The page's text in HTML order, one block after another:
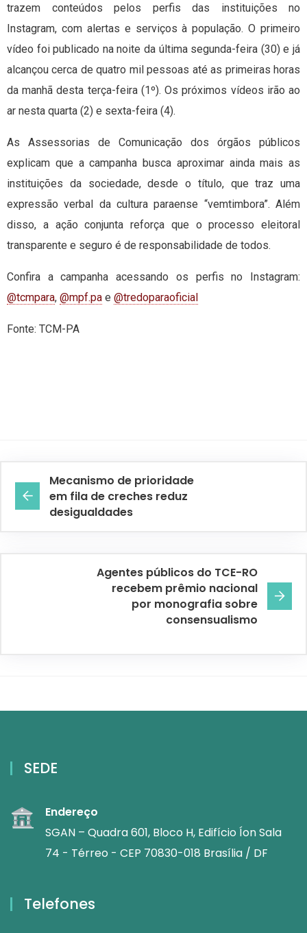
trazem conteúdos pelos perfis das instituições no
Instagram, com alertas e serviços à população. O primeiro
vídeo foi publicado na noite da última segunda-feira (30) e já
alcançou cerca de quatro mil pessoas até as primeiras horas
da manhã desta terça-feira (1º). Os próximos vídeos irão ao
ar nesta quarta (2) e sexta-feira (4).
As Assessorias de Comunicação dos órgãos públicos
explicam que a campanha busca aproximar ainda mais as
instituições da sociedade, desde o título, que traz uma
expressão verbal da cultura paraense “vemtimbora”. Além
disso, a ação conjunta reforça que o processo eleitoral
transparente e seguro é de responsabilidade de todos.
Confira a campanha acessando os perfis no Instagram:
@tcmpara, @mpf.pa e @tredoparaoficial
Fonte: TCM-PA
Mecanismo de prioridade
em fila de creches reduz
desigualdades
Agentes públicos do TCE-RO
recebem prêmio nacional
por monografia sobre
consensualismo
SEDE
Endereço
SGAN – Quadra 601, Bloco H, Edifício Íon Sala
74 - Térreo - CEP 70830-018 Brasília / DF
Telefones